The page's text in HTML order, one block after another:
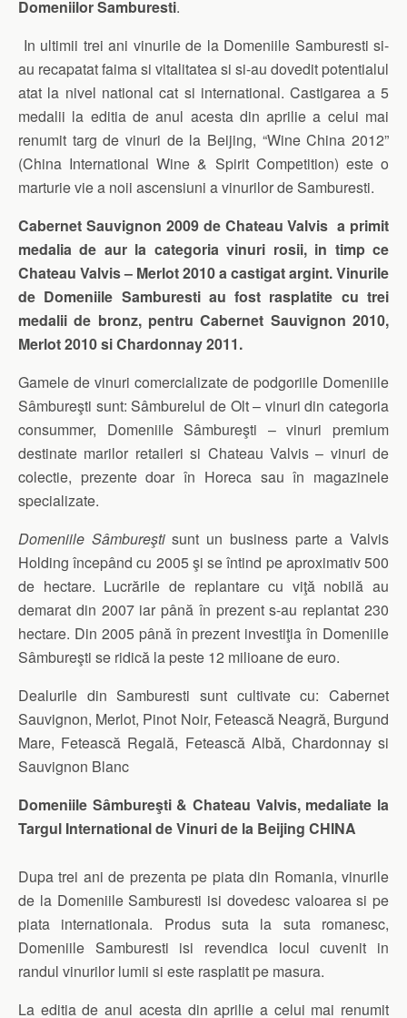
Domeniilor Samburesti.
In ultimii trei ani vinurile de la Domeniile Samburesti si-
au recapatat faima si vitalitatea si si-au dovedit potentialul
atat la nivel national cat si international. Castigarea a 5
medalii la editia de anul acesta din aprilie a celui mai
renumit targ de vinuri de la Beijing, “Wine China 2012”
(China International Wine & Spirit Competition) este o
marturie vie a noii ascensiuni a vinurilor de Samburesti.
Cabernet Sauvignon 2009 de Chateau Valvis a primit
medalia de aur la categoria vinuri rosii, in timp ce
Chateau Valvis – Merlot 2010 a castigat argint. Vinurile
de Domeniile Samburesti au fost rasplatite cu trei
medalii de bronz, pentru Cabernet Sauvignon 2010,
Merlot 2010 si Chardonnay 2011.
Gamele de vinuri comercializate de podgoriile Domeniile
Sâmbureşti sunt: Sâmburelul de Olt – vinuri din categoria
consummer, Domeniile Sâmbureşti – vinuri premium
destinate marilor retaileri si Chateau Valvis – vinuri de
colectie, prezente doar în Horeca sau în magazinele
specializate.
Domeniile Sâmbureştisunt un business parte a Valvis
Holding începând cu 2005 şi se întind pe aproximativ 500
de hectare. Lucrările de replantare cu viţă nobilă au
demarat din 2007 iar până în prezent s-au replantat 230
hectare. Din 2005 până în prezent investiţia în Domeniile
Sâmbureşti se ridică la peste 12 milioane de euro.
Dealurile din Samburesti sunt cultivate cu: Cabernet
Sauvignon, Merlot, Pinot Noir, Fetească Neagră, Burgund
Mare, Fetească Regală, Fetească Albă, Chardonnay si
Sauvignon Blanc
Domeniile Sâmbureşti & Chateau Valvis, medaliate la
Targul International de Vinuri de la Beijing CHINA
Dupa trei ani de prezenta pe piata din Romania, vinurile
de la Domeniile Samburesti isi dovedesc valoarea si pe
piata internationala. Produs suta la suta romanesc,
Domeniile Samburesti isi revendica locul cuvenit in
randul vinurilor lumii si este rasplatit pe masura.
La editia de anul acesta din aprilie a celui mai renumit